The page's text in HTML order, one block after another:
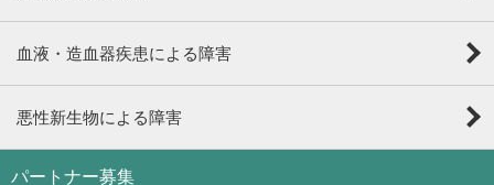
血液・造血器疾患による障害
悪性新生物による障害
パートナー募集